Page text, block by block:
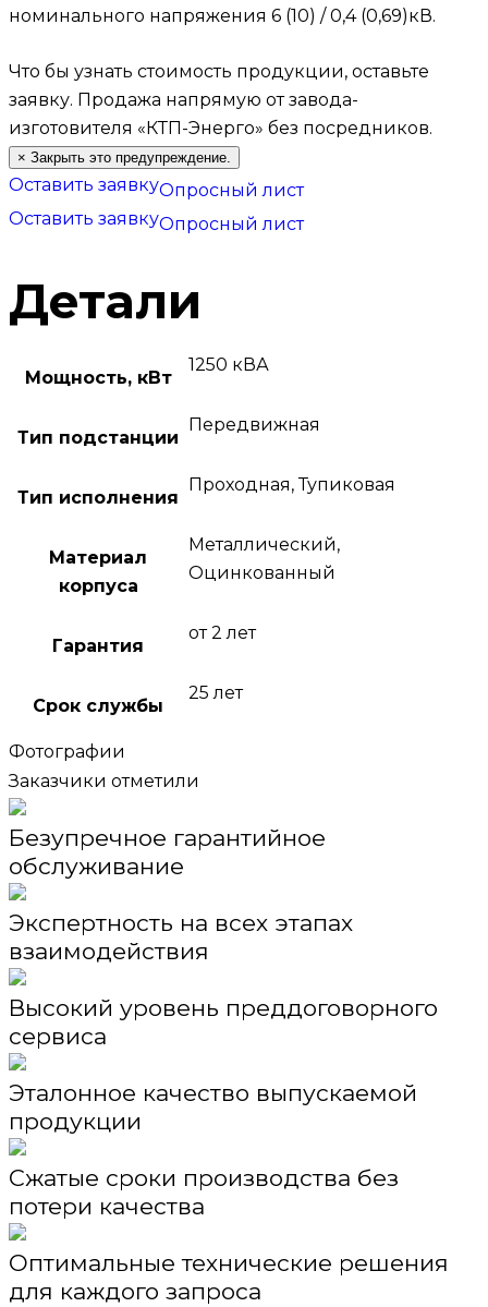
номинального напряжения 6 (10) / 0,4 (0,69)кВ.
Что бы узнать стоимость продукции, оставьте
заявку. Продажа напрямую от завода-
изготовителя «КТП-Энерго» без посредников.
× Закрыть это предупреждение.
Оставить заявкуОпросный лист
Оставить заявкуОпросный лист
Детали
Мощность, кВт
1250 кВА
Тип подстанции
Передвижная
Тип исполнения
Проходная, Тупиковая
Материал
корпуса
Металлический,
Оцинкованный
Гарантия
от 2 лет
Срок службы
25 лет
Фотографии
Заказчики отметили
Безупречное гарантийное
обслуживание
Экспертность на всех этапах
взаимодействия
Высокий уровень преддоговорного
сервиса
Эталонное качество выпускаемой
продукции
Сжатые сроки производства без
потери качества
Оптимальные технические решения
для каждого запроса